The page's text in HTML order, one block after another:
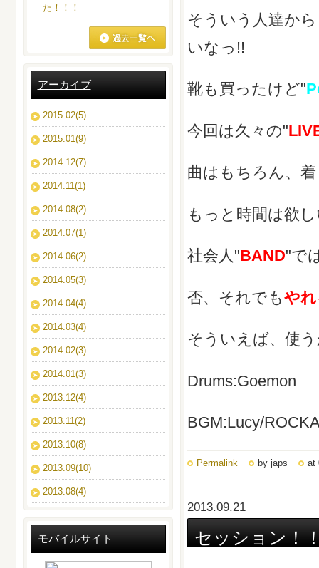
そういう人達か
いなっ!!
靴も買ったけど"
今回は久々の"
曲はもちろん、
もっと時間は欲
社会人"BAND"で
否、それでもや
そういえば、使
Drums:Goemon
BGM:Lucy/
Permalink by japs at
2013.09.21
セッション！
た！！！
アーカイブ
2015.02(5)
2015.01(9)
2014.12(7)
2014.11(1)
2014.08(2)
2014.07(1)
2014.06(2)
2014.05(3)
2014.04(4)
2014.03(4)
2014.02(3)
2014.01(3)
2013.12(4)
2013.11(2)
2013.10(8)
2013.09(10)
2013.08(4)
モバイルサイト